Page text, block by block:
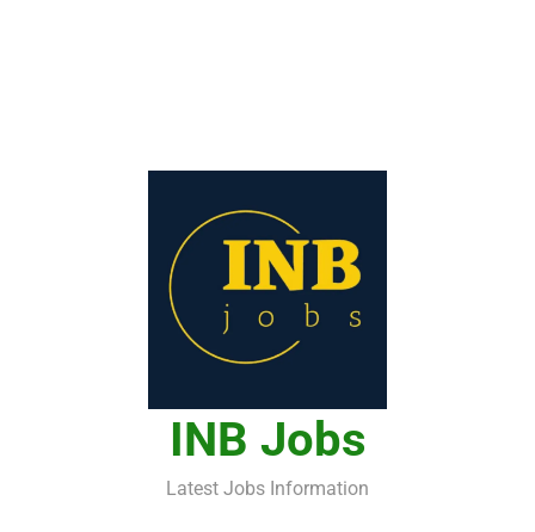
INB Jobs
Latest Jobs Information